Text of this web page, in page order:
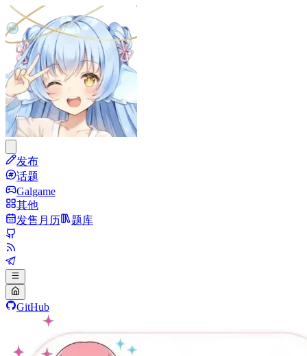
发布
话题
Galgame
其他
发售月历
题库
GitHub